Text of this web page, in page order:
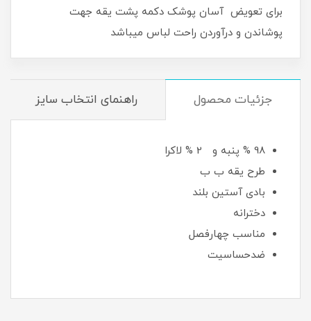
برای تعویض آسان پوشک دکمه پشت یقه جهت
پوشاندن و درآوردن راحت لباس میباشد
جزئیات محصول راهنمای انتخاب سایز
98 % پنبه و 2 % لاکرا
طرح یقه ب ب
بادی آستین بلند
دخترانه
مناسب چهارفصل
ضدحساسیت